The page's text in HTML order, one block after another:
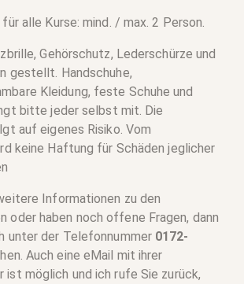
alle Kurse: mind. / max. 2 Person.
Gehörschutz, Lederschürze und
gestellt. Handschuhe,
Kleidung, feste Schuhe und
bitte jeder selbst mit. Die
auf eigenes Risiko. Vom
keine Haftung für Schäden jeglicher
Informationen zu den
oder haben noch offene Fragen, dann
unter der Telefonnummer 0172-
Auch eine eMail mit ihrer
ist möglich und ich rufe Sie zurück,